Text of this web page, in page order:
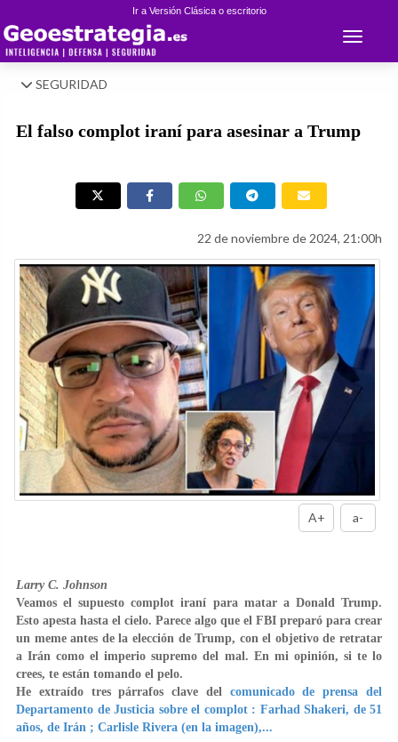
Ir a Versión Clásica o escritorio
Toggle
SEGURIDAD
El falso complot iraní para asesinar a Trump
22 de noviembre de 2024, 21:00h
A+ a-
Larry C. Johnson
Veamos el supuesto complot iraní para matar a Donald Trump.
Esto apesta hasta el cielo. Parece algo que el FBI preparó para crear
un meme antes de la elección de Trump, con el objetivo de retratar
a Irán como el imperio supremo del mal. En mi opinión, si te lo
crees, te están tomando el pelo.
He extraído tres párrafos clave del comunicado de prensa del
Departamento de Justicia sobre el complot : Farhad Shakeri, de 51
años, de Irán ; Carlisle Rivera (en la imagen),...